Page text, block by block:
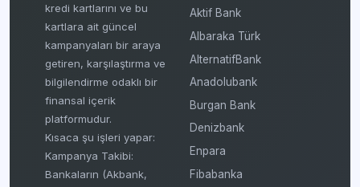
kredi kartlarını ve bu
kartlara ait güncel
kampanyaları bir araya
getiren, karşılaştırma ve
bilgilendirme odaklı bir
finansal içerik
platformudur.
Kısaca şu işleri yapar:
Kampanya Takibi:
Bankaların (Akbank,
Aktif Bank
Albaraka Türk
AlternatifBank
Anadolubank
Burgan Bank
Denizbank
Enpara
Fibabanka